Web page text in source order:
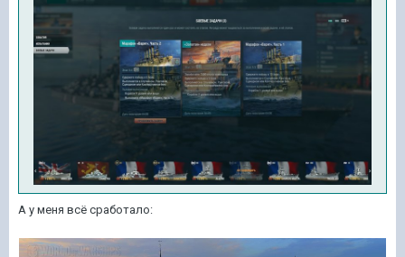
А у меня всё сработало: